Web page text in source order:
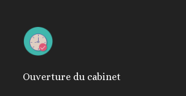
Ouverture du cabinet